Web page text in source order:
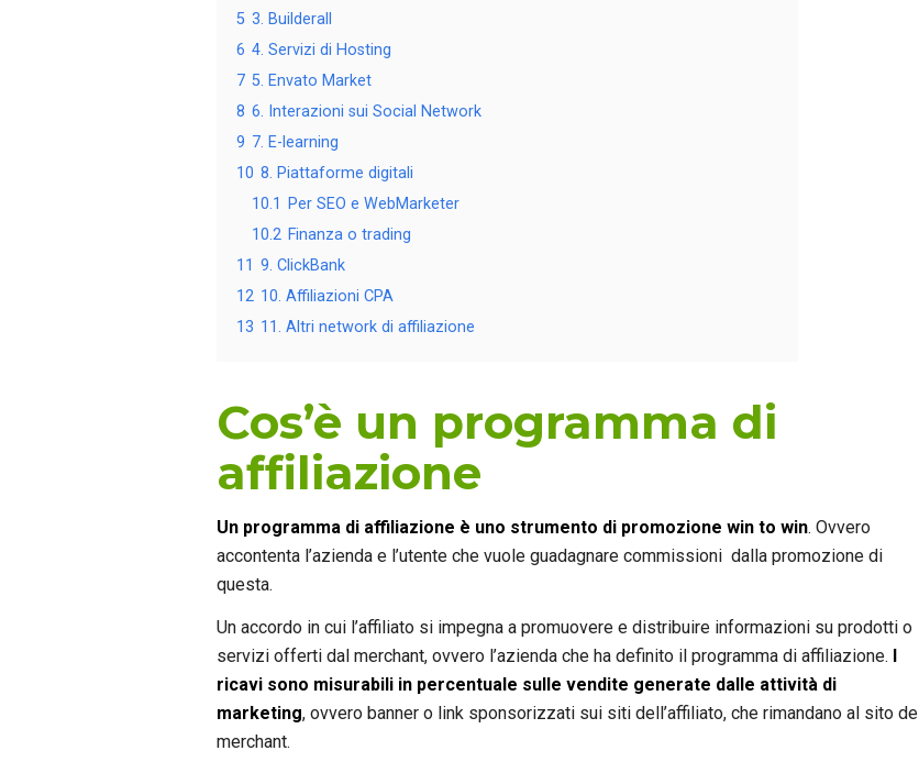
5 3. Builderall
6 4. Servizi di Hosting
7 5. Envato Market
8 6. Interazioni sui Social Network
9 7. E-learning
10 8. Piattaforme digitali
10.1
Per SEO e WebMarketer
10.2 Finanza o trading
11 9. ClickBank
12 10. Affiliazioni CPA
13 11. Altri network di affiliazione
Cos’è un programma di
affiliazione
Un programma di affiliazione è uno strumento di promozione win to win. Ovvero
accontenta l’azienda e l’utente che vuole guadagnare commissioni dalla promozione di
questa.
Un accordo in cui l’affiliato si impegna a promuovere e distribuire informazioni su prodotti o
servizi offerti dal merchant, ovvero l’azienda che ha definito il programma di affiliazione.
ricavi sono misurabili in percentuale sulle vendite generate dalle attività di
marketing, ovvero banner o link sponsorizzati sui siti dell’affiliato, che rimandano al sito del
merchant.